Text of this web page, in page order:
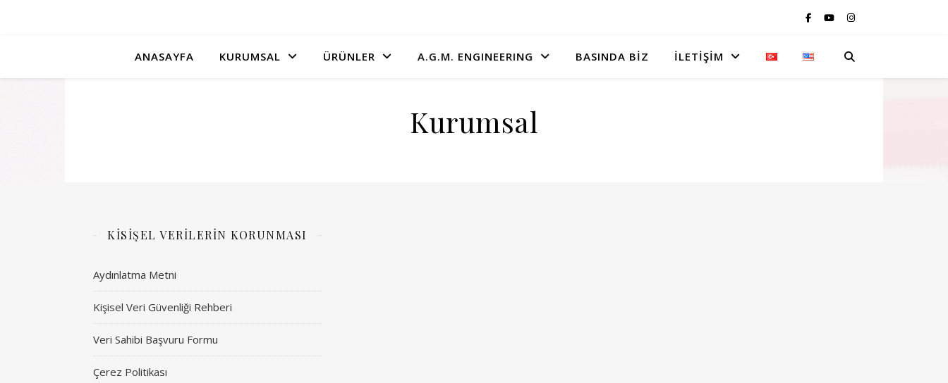
ANASAYFA KURUMSAL ÜRÜNLER A.G.M. ENGINEERING BASINDA BIZ İLETIŞIM
Kurumsal
KİSİŞEL VERİLERİN KORUNMASI
Aydınlatma Metni
Kişisel Veri Güvenliği Rehberi
Veri Sahibi Başvuru Formu
Çerez Politikası